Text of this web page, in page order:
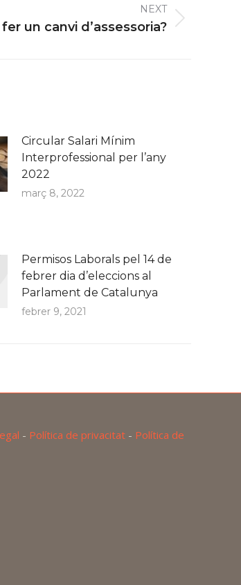
NEXT
un canvi d’assessoria?
Circular Salari Mínim
Interprofessional per l’any
2022
març 8, 2022
Permisos Laborals pel 14 de
febrer dia d’eleccions al
Parlament de Catalunya
febrer 9, 2021
- Política de privacitat - Política de